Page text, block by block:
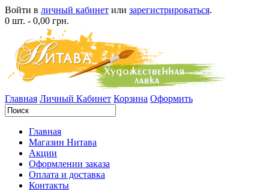
Войти в личный кабинет или зарегистрироваться.
0 шт. - 0,00 грн.
Главная Личный Кабинет Корзина Оформить
Главная
Магазин Нитава
Акции
Оформлении заказа
Оплата и доставка
Контакты